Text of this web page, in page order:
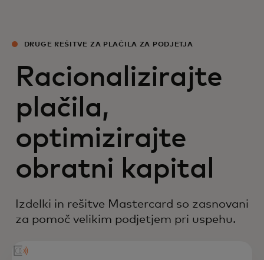
DRUGE REŠITVE ZA PLAČILA ZA PODJETJA
Racionalizirajte
plačila,
optimizirajte
obratni kapital
Izdelki in rešitve Mastercard so zasnovani
za pomoč velikim podjetjem pri uspehu.